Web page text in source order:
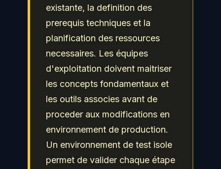
existante, la definition des
prerequis techniques et la
planification des ressources
necessaires. Les équipes
d'exploitation doivent maitriser
les concepts fondamentaux et
les outils associes avant de
proceder aux modifications en
environnement de production.
Un environnement de test isole
permet de valider chaque étape